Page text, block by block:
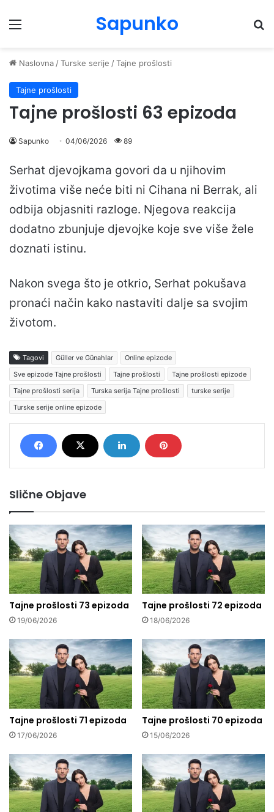
Menu Sapunko
Naslovna /Turske serije /Tajne prošlosti
Tajne prošlosti
Tajne prošlosti 63 epizoda
Sapunko 04/06/2026 89
Serhat djevojkama govori da u njihovim
životima više neće biti ni Cihana ni Berrak, ali
odbija objasniti razloge. Njegova reakcija
dodatno zbunjuje djevojke koje sve više žele
doznati istinu.
Nakon svega što je otkrio, Serhat pokušava
pronaći način kako nastaviti dalje sa svojim
životom.
Tagovi Güller ve Günahlar
Online epizode
Sve epizode Tajne prošlosti
Tajne prošlosti
Tajne prošlosti epizode
Tajne prošlosti serija
Turska serija Tajne prošlosti
turske serije
Turske serije online epizode
Slične Objave
Tajne prošlosti 73 epizoda
19/06/2026
Tajne prošlosti 72 epizoda
18/06/2026
Tajne prošlosti 71 epizoda
17/06/2026
Tajne prošlosti 70 epizoda
15/06/2026